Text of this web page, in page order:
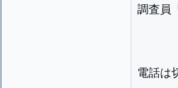
調査員
電話は